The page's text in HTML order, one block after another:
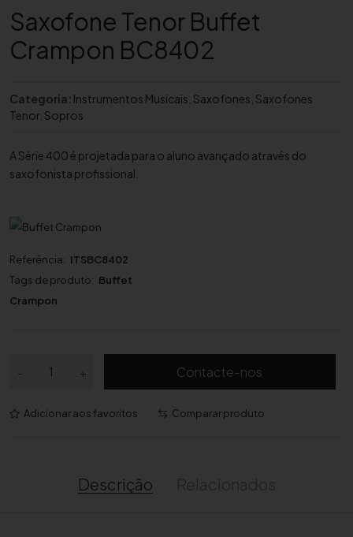
Saxofone Tenor Buffet
Crampon BC8402
Categoria: Instrumentos Musicais Saxofones Saxofones
Tenor Sopros
A Série 400 é projetada para o aluno avançado através do
saxofonista profissional.
Referência: ITSBC8402
Tags de produto: Buffet
Crampon
-
n
+ Contacte-nos
Adicionar aos favoritos Comparar produto
Descrição